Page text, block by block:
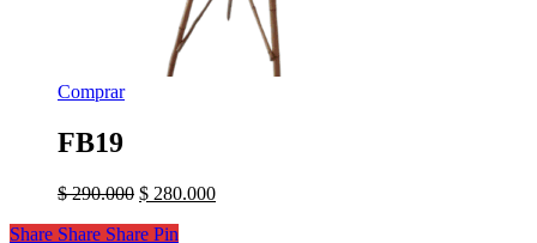
Comprar
FB19
$290.000 El
original
$ 280.000El
Share Share Share Pin